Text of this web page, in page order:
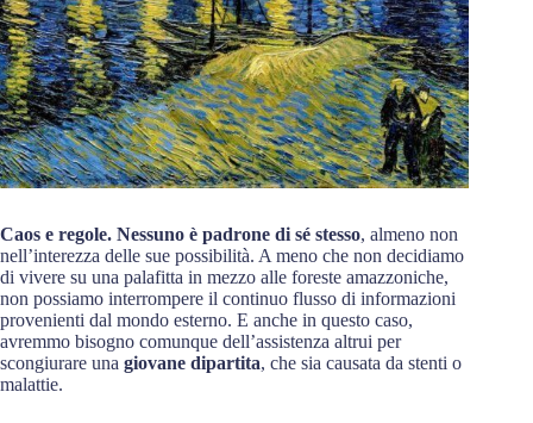
Caos e regole. Nessuno è padrone di sé stesso, almeno non
nell’interezza delle sue possibilità. A meno che non decidiamo
di vivere su una palafitta in mezzo alle foreste amazzoniche,
non possiamo interrompere il continuo flusso di informazioni
provenienti dal mondo esterno. E anche in questo caso,
avremmo bisogno comunque dell’assistenza altrui per
scongiurare una giovane dipartita, che sia causata da stenti o
malattie.